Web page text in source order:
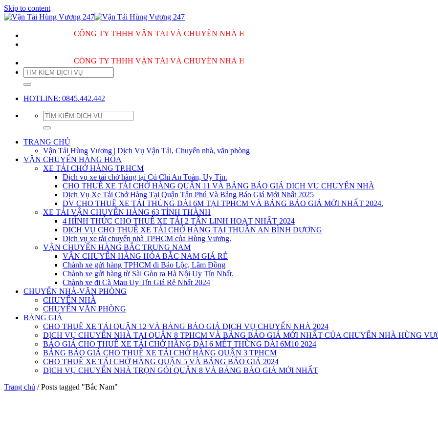
Skip to content
CÔNG TY THHH VẬN TẢI VÀ CHUYỂN NHÀ HÙNG VƯƠNG PHỤC VỤ 24/7
CÔNG TY THHH VẬN TẢI VÀ CHUYỂN NHÀ HÙNG VƯƠNG PHỤC VỤ 24/7
HOTLINE: 0845.442.442
TRANG CHỦ
Vận Tải Hùng Vương | Dịch Vụ Vận Tải, Chuyển nhà, văn phòng
VẬN CHUYỂN HÀNG HÓA
XE TẢI CHỞ HÀNG TP.HCM
Dịch vụ xe tải chở hàng tại Củ Chi An Toàn, Uy Tín.
CHO THUÊ XE TẢI CHỞ HÀNG QUẬN 11 VÀ BẢNG BÁO GIÁ DỊCH VỤ CHUYỂN NHÀ
Dịch Vụ Xe Tải Chở Hàng Tại Quận Tân Phú Và Bảng Báo Giá Mới Nhất 2025
DV CHO THUÊ XE TẢI THÙNG DÀI 6M TẠI TPHCM VÀ BẢNG BÁO GIÁ MỚI NHẤT 2024.
XE TẢI VẬN CHUYỂN HÀNG 63 TỈNH THÀNH
4 HÌNH THỨC CHO THUÊ XE TẢI 2 TẤN LINH HOẠT NHẤT 2024
DỊCH VỤ CHO THUÊ XE TẢI CHỞ HÀNG TẠI THUẬN AN BÌNH DƯƠNG
Dịch vụ xe tải chuyển nhà TPHCM của Hùng Vương.
VẬN CHUYỂN HÀNG BẮC TRUNG NAM
VẬN CHUYỂN HÀNG HÓA BẮC NAM GIÁ RẺ
Chành xe gửi hàng TPHCM đi Bảo Lộc, Lâm Đồng
Chành xe gửi hàng từ Sài Gòn ra Hà Nội Uy Tín Nhất.
Chành xe đi Cà Mau Uy Tín Giá Rẻ Nhất 2024
CHUYỂN NHÀ-VĂN PHÒNG
CHUYỂN NHÀ
CHUYỂN VĂN PHÒNG
BẢNG GIÁ
CHO THUÊ XE TẢI QUẬN 12 VÀ BẢNG BÁO GIÁ DỊCH VỤ CHUYỂN NHÀ 2024
DỊCH VỤ CHUYỂN NHÀ TẠI QUẬN 8 TPHCM VÀ BẢNG BÁO GIÁ MỚI NHẤT CỦA CHUYỂN NHÀ HÙNG
BÁO GIÁ CHO THUÊ XE TẢI CHỞ HÀNG DÀI 6 MÉT THÙNG DÀI 6M10 2024
BẢNG BÁO GIÁ CHO THUÊ XE TẢI CHỞ HÀNG QUẬN 3 TPHCM
CHO THUÊ XE TẢI CHỞ HÀNG QUẬN 5 VÀ BẢNG BÁO GIÁ 2024
DỊCH VỤ CHUYỂN NHÀ TRỌN GÓI QUẬN 8 VÀ BẢNG BÁO GIÁ MỚI NHẤT
Trang chủ /Posts tagged "Bắc Nam"